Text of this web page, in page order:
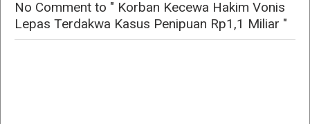
No Comment to " Korban Kecewa Hakim Vonis
Lepas Terdakwa Kasus Penipuan Rp1,1 Miliar "